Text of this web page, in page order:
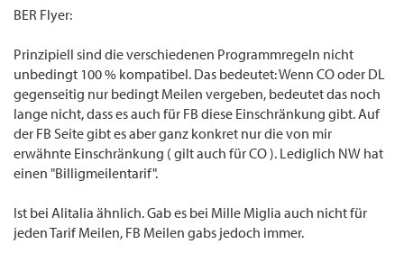
Hinweis: In allen weiteren Serviceklassen können keine Meilen gesammelt werden.
Nur 50% Statusmeilen für billige Eco Tickets. Da es mit dem Lesen so hapert musste
mal jemand anderes Nachschauen ob DL und CO zu Sky gehören.... Zudem gibt es die
Klasse "Z" nicht als Ticketing class, es ist ein reines Upgrade bucket.
BER Flyer:
Prinzipiell sind die verschiedenen Programmregeln nicht
unbedingt 100 % kompatibel. Das bedeutet: Wenn CO oder DL
gegenseitig nur bedingt Meilen vergeben, bedeutet das noch
lange nicht, dass es auch für FB diese Einschränkung gibt. Auf
der FB Seite gibt es aber ganz konkret nur die von mir
erwähnte Einschränkung ( gilt auch für CO ). Lediglich NW hat
einen "Billigmeilentarif".
Ist bei Alitalia ähnlich. Gab es bei Mille Miglia auch nicht für
jeden Tarif Meilen, FB Meilen gabs jedoch immer.